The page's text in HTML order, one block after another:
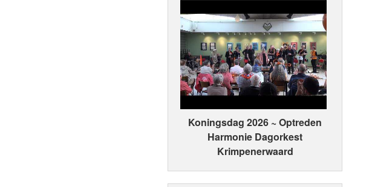
Koningsdag 2026 ~ Optreden
Harmonie Dagorkest
Krimpenerwaard